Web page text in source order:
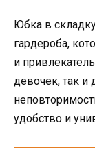
Юбка в
гардероба,
и
девочек, так и
удобство и